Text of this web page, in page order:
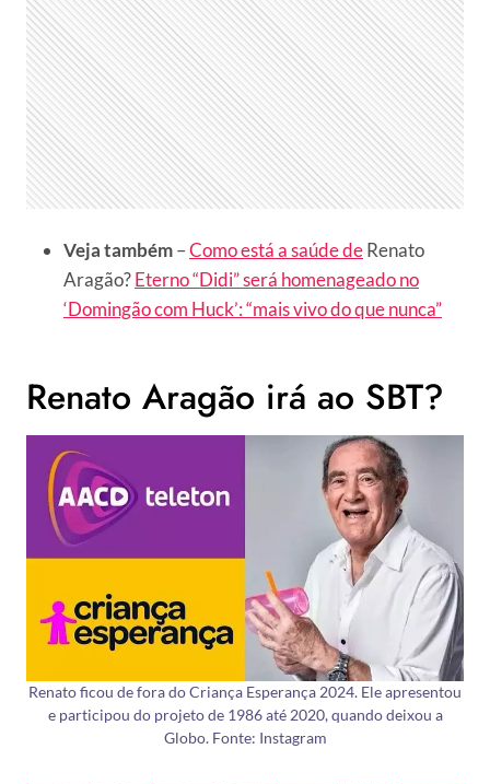
Veja também–Como está a saúde deRenato
Aragão?Eterno “Didi” será homenageado no
‘Domingão com Huck’: “mais vivo do que nunca”
Renato Aragão irá ao SBT?
Renato ficou de fora do Criança Esperança 2024. Ele apresentou
e participou do projeto de 1986 até 2020, quando deixou a
Globo. Fonte: Instagram